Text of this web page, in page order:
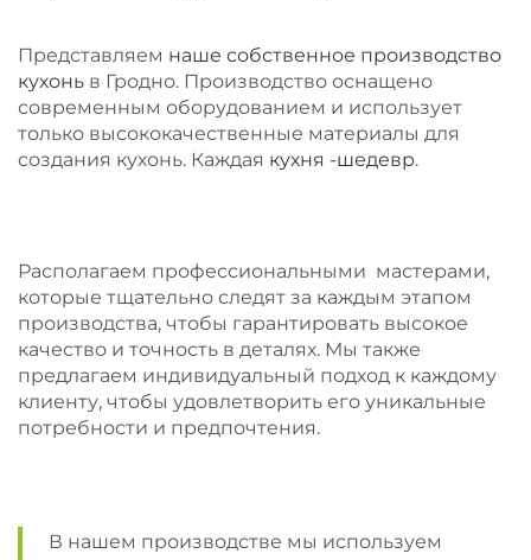
Представляем наше собственное производство
кухонь в Гродно. Производство оснащено
современным оборудованием и использует
только высококачественные материалы для
создания кухонь. Каждая кухня -шедевр.
Располагаем профессиональными мастерами,
которые тщательно следят за каждым этапом
производства, чтобы гарантировать высокое
качество и точность в деталях. Мы также
предлагаем индивидуальный подход к каждому
клиенту, чтобы удовлетворить его уникальные
потребности и предпочтения.
В нашем производстве мы используем